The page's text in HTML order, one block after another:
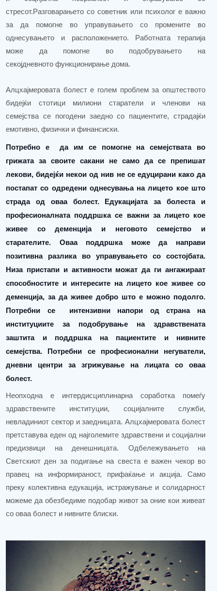
стресот.Разговарањето со советник или психолог е важно
за да помогне во
управувањето со промените во
однесувањето и расположението.
Работната терапија
може да помогне во подобрувањето на
секојдневното функционирање дома.
Алцхајмеровата болест е голем проблем за општеството
бидејќи стотици милиони старатели и членови на
семејства се погодени заедно со пациентите, страдајќи
емотивно, физички и финансиски.
Потребно е да им се помогне на семејствата во
грижата за своите сакани не само да се препишат
лекови, бидејќи некои од нив не се едуцирани како да
постапат со одредени однесувања на лицето кое што
страда од оваа болест. Едукацијата за болеста и
професионалната поддршка се важни за лицето кое
живее со деменција и неговото семејство и
старателите. Оваа поддршка може да направи
позитивна разлика во управувањето со состојбата.
Низа пристапи и активности можат да ги ангажираат
способностите и интересите на лицето кое живее со
деменција, за да живее добро што е можно подолго.
Потребни се
интензивни напори од страна на
институциите за подобрување на здравствената
заштита и поддршка на пациентите и нивните
семејства.
Потребни се професионални негуватели,
дневни центри
за згрижување на лицата со оваа
болест.
Неопходна е интердисциплинарна соработка помеѓу
здравствените институции, социјалните служби,
невладиниот сектор и заедницата. Алцхајмеровата болест
претставува еден од најголемите здравствени и социјални
предизвици на денешницата. Одбележувањето на
Светскиот ден за подигање на свеста е важен чекор во
правец на информираност, прифаќање и акција. Само
преку колективна едукација, истражување и солидарност
можеме да обезбедиме подобар живот за оние кои живеат
со оваа болест и нивните блиски.